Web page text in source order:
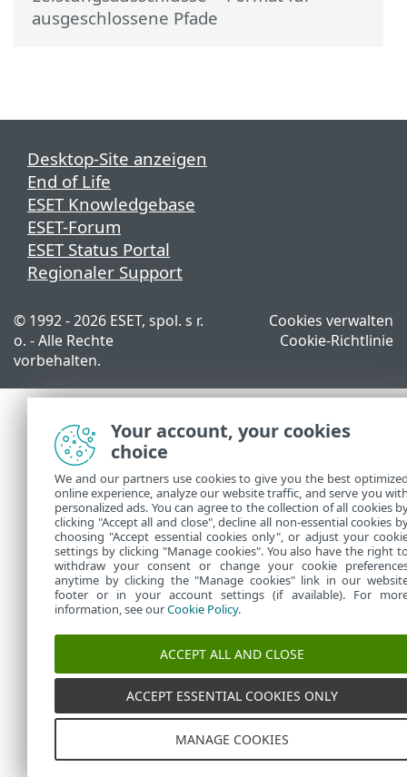
ausgeschlossene Pfade
Desktop-Site anzeigen
End of Life
ESET Knowledgebase
ESET-Forum
ESET Status Portal
Regionaler Support
© 1992 - 2026 ESET, spol. s r.
o. - Alle Rechte
vorbehalten.
Cookies verwalten
Cookie-Richtlinie
Your account, your cookies
choice
We and our partners use cookies to give you the best
online experience, analyze our website traffic, and serve you
personalized ads. You can agree to the collection of all cookies
clicking "Accept all and close", decline all non-essential cookies
choosing "Accept essential cookies only", or adjust your
settings by clicking "Manage cookies". You also have the right
withdraw your consent or change your cookie
anytime by clicking the "Manage cookies" link in our
footer or in your account settings (if available). For
information, see ourCookie Policy.
ACCEPT ALL AND CLOSE
ACCEPT ESSENTIAL COOKIES ONLY
MANAGE COOKIES